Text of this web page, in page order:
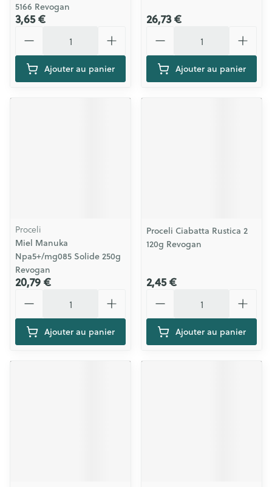
5166 Revogan
3,65 €
Ajouter au panier
26,73 €
Ajouter au panier
Proceli
Miel Manuka
Npa5+/mg085 Solide 250g
Revogan
20,79 €
Ajouter au panier
Proceli Ciabatta Rustica 2
120g Revogan
2,45 €
Ajouter au panier